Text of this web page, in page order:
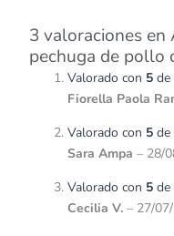
3 valoraciones en
pechuga de pollo
Valorado con 5 de
Fiorella Paola
Valorado con 5 de
Sara Ampa – 28/
Valorado con 5 de
Cecilia V. – 27/